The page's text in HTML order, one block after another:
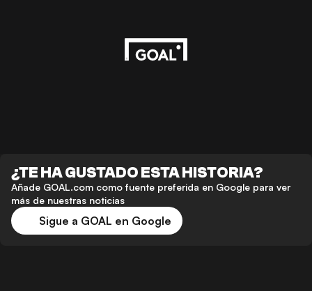
¿TE HA GUSTADO ESTA HISTORIA?
Añade GOAL.com como fuente preferida en Google para ver
más de nuestras noticias
Sigue a GOAL en Google